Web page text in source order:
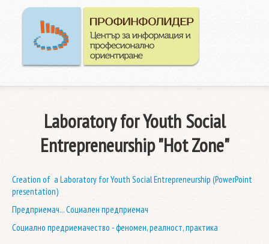
Laboratory for Youth Social
Entrepreneurship "Hot Zone"
Creation of a Laboratory for Youth Social Entrepreneurship (PowerPoint
presentation)
Предприемач... Социален предприемач
Социално предриемачество - феномен, реалност, практика